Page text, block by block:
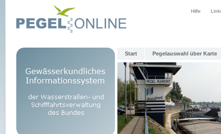
Hilfe
Start Pegelauswahl über Karte